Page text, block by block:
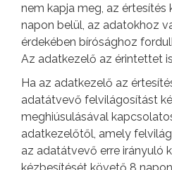
nem kapja meg, az
napon belül, az adatokhoz
érdekében bírósághoz
Az adatkezelő az érintettet
Ha az adatkezelő az
adatátvevő felvilágosítást
meghiúsulásával
adatkezelőtől, amely
az adatátvevő erre irányuló
kézbesítését követő 8